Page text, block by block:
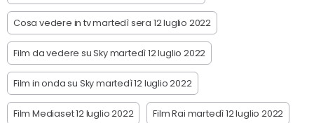
Cosa vedere in tv martedì sera 12 luglio 2022
Film da vedere su Sky martedì 12 luglio 2022
Film in onda su Sky martedì 12 luglio 2022
Film Mediaset 12 luglio 2022 Film Rai martedì 12 luglio 2022